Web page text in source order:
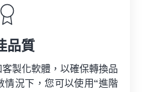
品質
製化軟體，以確保轉換品
情況下，您可以使用“進階